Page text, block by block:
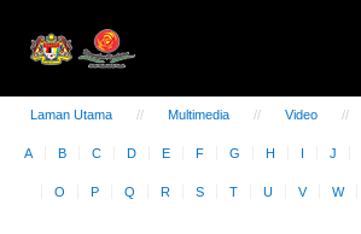
Laman Utama Multimedia Video
A B C D E F G H I J
O P Q R S T U V W